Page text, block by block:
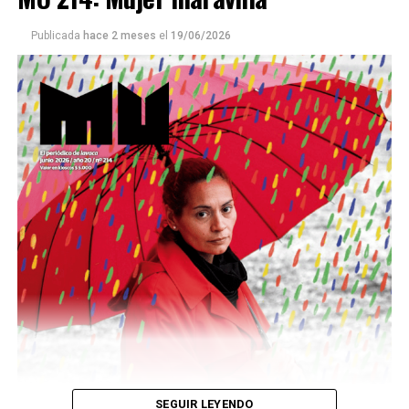
Este número 215 de MU ☝️viene con doble tapa, que
podría ser una frase:
Sin chamuyo, a remarla.
Descargar la Mu en PDF
Publicada hace 2 meses el 19/06/2026
SEGUIR LEYENDO